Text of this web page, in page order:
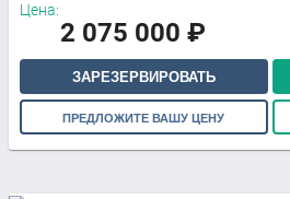
Цена:
2 075 000 ₽
ЗАРЕЗЕРВИРОВАТЬ
ПРЕДЛОЖИТЕ ВАШУ ЦЕНУ